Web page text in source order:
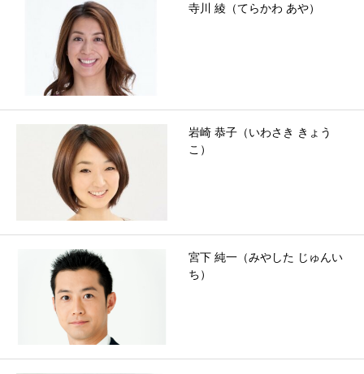
寺川 綾（てらかわ あや）
岩崎 恭子（いわさき きょう
こ）
宮下 純一（みやした じゅんい
ち）